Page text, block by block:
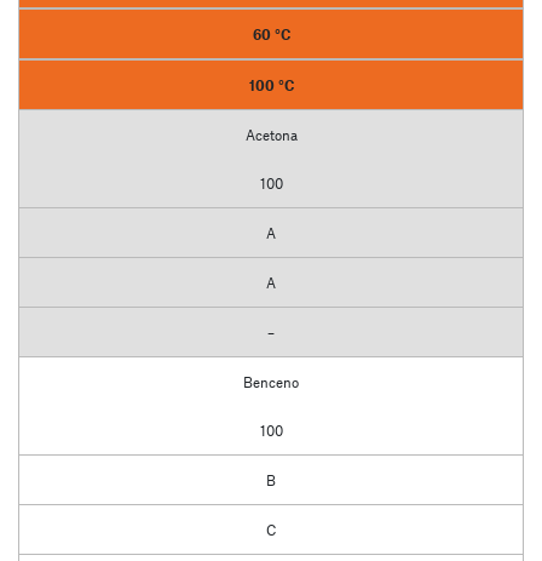
60 °C
100 °C
Acetona
100
A
A
–
Benceno
100
B
C